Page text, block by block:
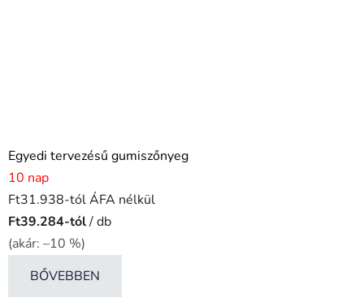
Egyedi tervezésű gumiszőnyeg
10 nap
Ft31.938-tól ÁFA nélkül
Ft39.284-tól/ db
(akár: –10 %)
BŐVEBBEN